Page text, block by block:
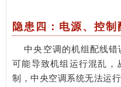
隐患四：电源、控制
中央空调的机组配线错
可能导致机组运行混乱，
制，中央空调系统无法运行